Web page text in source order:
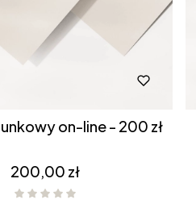
on-line - 200 zł
Cena
200,00 zł